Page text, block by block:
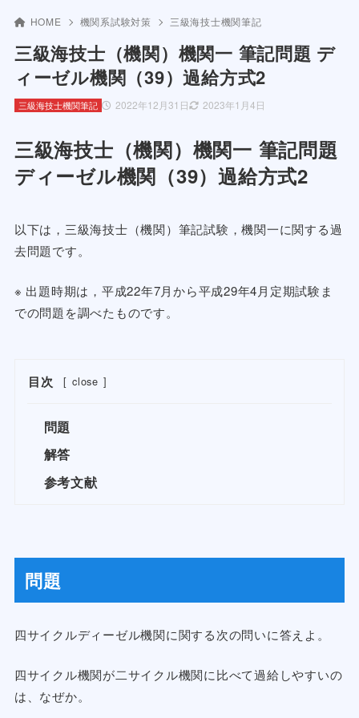
HOME 機関系試験対策 三級海技士機関筆記
三級海技士（機関）機関一 筆記問題 デ
ィーゼル機関（39）過給方式2
2022年12月31日 2023年1月4日
三級海技士機関筆記
三級海技士（機関）機関一 筆記問題
ディーゼル機関（39）過給方式2
以下は，三級海技士（機関）筆記試験，機関一に関する過
去問題です。
※ 出題時期は，平成22年7月から平成29年4月定期試験ま
での問題を調べたものです。
目次 [ close ]
問題
解答
参考文献
問題
四サイクルディーゼル機関に関する次の問いに答えよ。
四サイクル機関が二サイクル機関に比べて過給しやすいの
は、なぜか。